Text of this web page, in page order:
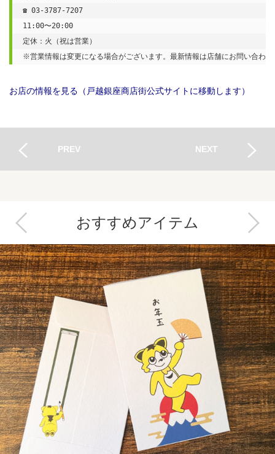
☎ 03-3787-7207
11:00〜20:00
定休：火（祝は営業）
※営業情報は変更になる場合がございます。最新情報は店舗にお問い合わせ
お店の情報を見る（戸越銀座商店街公式サイトに移動します）
PREV NEXT
おすすめアイテム
Next